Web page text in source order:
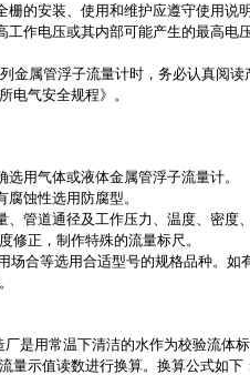
的安装、使用和维护应遵守使用说
作电压或其内部可能产生的最高电
金属管浮子流量计时，务必认真阅读
电气安全规程》。
用气体或液体金属管浮子流量计。
蚀性选用防腐型。
管道通径及工作压力、温度、密度
修正，制作特殊的流量标尺。
合等选用合适型号的规格品种。如
是用常温下清洁的水作为校验流体
量示值读数进行换算。换算公式如下